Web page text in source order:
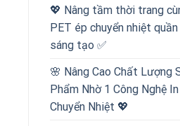
💖 Nâng tầm thời trang
PET ép chuyển nhiệt quần
sáng tạo ✅
🌸 Nâng Cao Chất Lượng
Phẩm Nhờ 1 Công Nghệ
Chuyển Nhiệt 💖